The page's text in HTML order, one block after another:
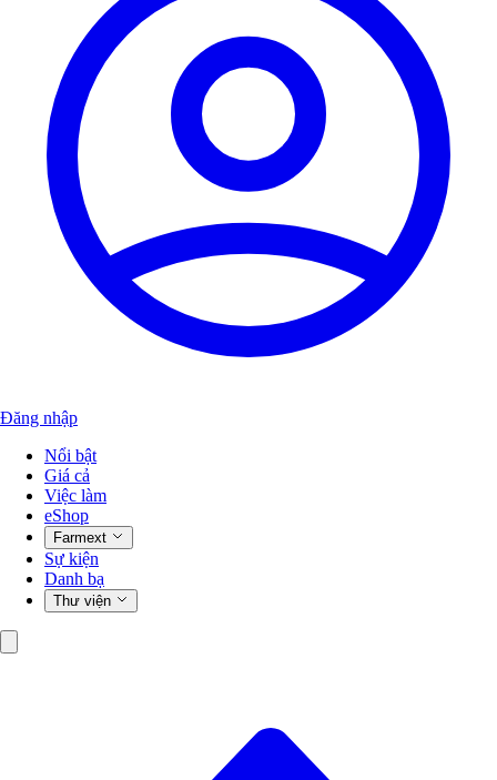
Đăng nhập
Nổi bật
Giá cả
Việc làm
eShop
Farmext
Sự kiện
Danh bạ
Thư viện